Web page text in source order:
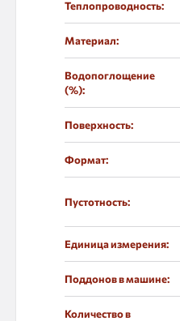
Теплопроводность:
Материал:
Водопоглощение
(%):
Поверхность:
Формат:
Пустотность:
Единица измерения:
Поддонов в машине:
Количество в